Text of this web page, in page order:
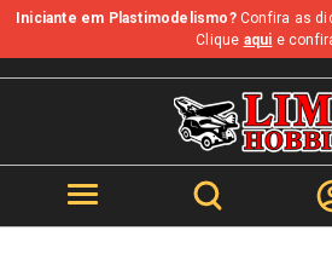
b
Iniciante em Plastimodelismo?Confira as
Clique aqui e